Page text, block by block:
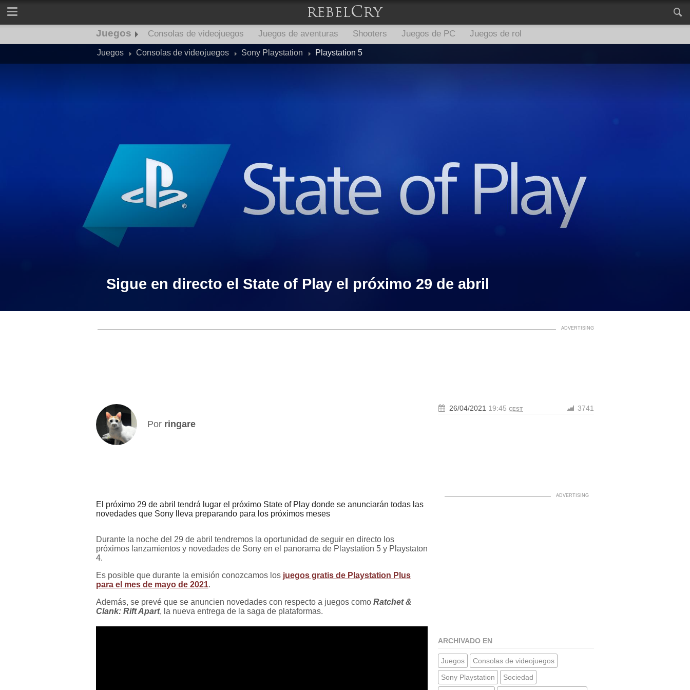
Juegos Consolas de videojuegos Juegos de aventuras Shooters Juegos de PC Juegos de rol
Juegos Consolas de videojuegos Sony Playstation Playstation 5
Sigue en directo el State of Play el próximo 29 de abril
Por ringare
26/04/2021 19:45 CEST 3741
El próximo 29 de abril tendrá lugar el próximo State of Play donde se anunciarán todas las
novedades que Sony lleva preparando para los próximos meses
Durante la noche del 29 de abril tendremos la oportunidad de seguir en directo los
próximos lanzamientos y novedades de Sony en el panorama de Playstation 5 y Playstaton
4.
Es posible que durante la emisión conozcamos los juegos gratis de Playstation Plus
para el mes de mayo de 2021.
Además, se prevé que se anuncien novedades con respecto a juegos como Ratchet &
Clank: Rift Apart, la nueva entrega de la saga de plataformas.
ARCHIVADO EN
Juegos
Consolas de videojuegos
Sony Playstation
Sociedad